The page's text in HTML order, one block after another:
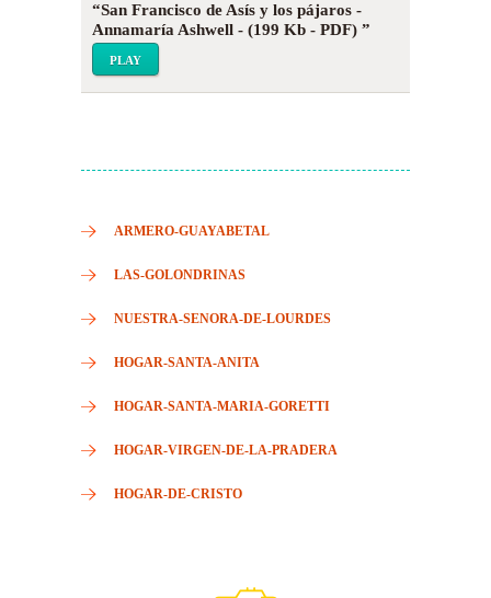
“San Francisco de Asís y los pájaros -
Annamaría Ashwell - (199 Kb - PDF) ”
PLAY
ARMERO-GUAYABETAL
LAS-GOLONDRINAS
NUESTRA-SENORA-DE-LOURDES
HOGAR-SANTA-ANITA
HOGAR-SANTA-MARIA-GORETTI
HOGAR-VIRGEN-DE-LA-PRADERA
HOGAR-DE-CRISTO